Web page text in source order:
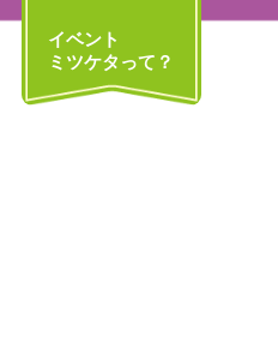
イベント
ミツケタって？